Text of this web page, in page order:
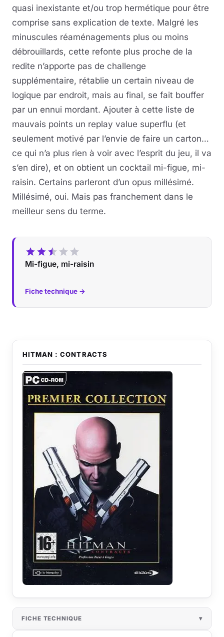
quasi inexistante et/ou trop hermétique pour être
comprise sans explication de texte. Malgré les
minuscules réaménagements plus ou moins
débrouillards, cette refonte plus proche de la
redite n’apporte pas de challenge
supplémentaire, rétablie un certain niveau de
logique par endroit, mais au final, se fait bouffer
par un ennui mordant. Ajouter à cette liste de
mauvais points un replay value superflu (et
seulement motivé par l’envie de faire un carton…
ce qui n’a plus rien à voir avec l’esprit du jeu, il va
s’en dire), et on obtient un cocktail mi-figue, mi-
raisin. Certains parleront d’un opus millésimé.
Millésimé, oui. Mais pas franchement dans le
meilleur sens du terme.
Mi-figue, mi-raisin
Fiche technique →
HITMAN : CONTRACTS
FICHE TECHNIQUE